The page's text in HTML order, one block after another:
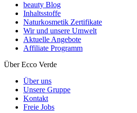
beauty Blog
Inhaltsstoffe
Naturkosmetik Zertifikate
Wir und unsere Umwelt
Aktuelle Angebote
Affiliate Programm
Über Ecco Verde
Über uns
Unsere Gruppe
Kontakt
Freie Jobs